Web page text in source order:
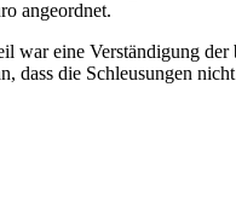
angeordnet.
eine Verständigung
die Schleusungen